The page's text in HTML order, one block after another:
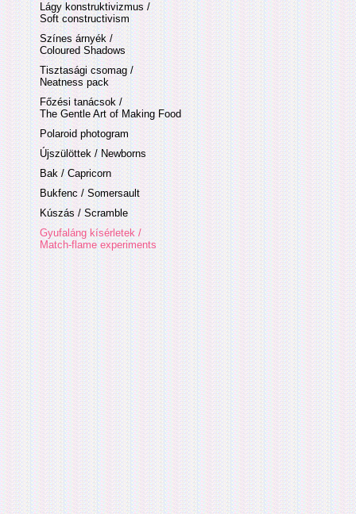
Lágy konstruktivizmus /
Soft constructivism
Színes árnyék /
Coloured Shadows
Tisztasági csomag /
Neatness pack
Főzési tanácsok /
The Gentle Art of Making Food
Polaroid photogram
Újszülöttek / Newborns
Bak / Capricorn
Bukfenc / Somersault
Kúszás / Scramble
Gyufaláng kísérletek /
Match-flame experiments